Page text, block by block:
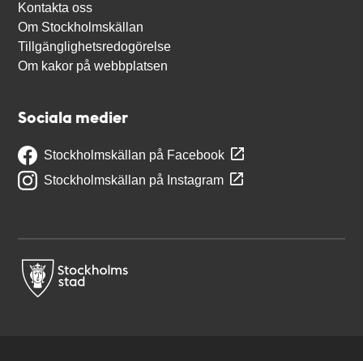
Kontakta oss
Om Stockholmskällan
Tillgänglighetsredogörelse
Om kakor på webbplatsen
Sociala medier
Stockholmskällan på Facebook
Stockholmskällan på Instagram